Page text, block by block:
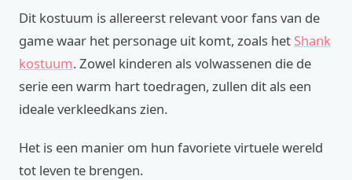
Dit kostuum is allereerst relevant voor fans van de
game waar het personage uit komt, zoals het Shank
kostuum. Zowel kinderen als volwassenen die de
serie een warm hart toedragen, zullen dit als een
ideale verkleedkans zien.
Het is een manier om hun favoriete virtuele wereld
tot leven te brengen.